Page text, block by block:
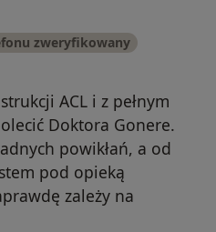
zweryfikowany
ACL i z pełnym
Doktora Gonere.
powikłań, a od
pod opieką
zależy na